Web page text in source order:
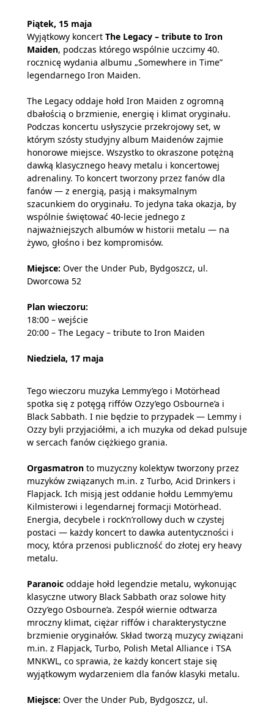
Piątek, 15 maja
Wyjątkowy koncert The Legacy – tribute to Iron
Maiden, podczas którego wspólnie uczcimy 40.
rocznicę wydania albumu „Somewhere in Time”
legendarnego Iron Maiden.
The Legacy oddaje hołd Iron Maiden z ogromną
dbałością o brzmienie, energię i klimat oryginału.
Podczas koncertu usłyszycie przekrojowy set, w
którym szósty studyjny album Maidenów zajmie
honorowe miejsce. Wszystko to okraszone potężną
dawką klasycznego heavy metalu i koncertowej
adrenaliny. To koncert tworzony przez fanów dla
fanów — z energią, pasją i maksymalnym
szacunkiem do oryginału. To jedyna taka okazja, by
wspólnie świętować 40-lecie jednego z
najważniejszych albumów w historii metalu — na
żywo, głośno i bez kompromisów.
Miejsce: Over the Under Pub, Bydgoszcz, ul.
Dworcowa 52
Plan wieczoru:
18:00 – wejście
20:00 – The Legacy – tribute to Iron Maiden
Niedziela, 17 maja
Tego wieczoru muzyka Lemmy’ego i Motörhead
spotka się z potęgą riffów Ozzy’ego Osbourne’a i
Black Sabbath. I nie będzie to przypadek — Lemmy i
Ozzy byli przyjaciółmi, a ich muzyka od dekad pulsuje
w sercach fanów ciężkiego grania.
Orgasmatron to muzyczny kolektyw tworzony przez
muzyków związanych m.in. z Turbo, Acid Drinkers i
Flapjack. Ich misją jest oddanie hołdu Lemmy’emu
Kilmisterowi i legendarnej formacji Motörhead.
Energia, decybele i rock’n’rollowy duch w czystej
postaci — każdy koncert to dawka autentyczności i
mocy, która przenosi publiczność do złotej ery heavy
metalu.
Paranoic oddaje hołd legendzie metalu, wykonując
klasyczne utwory Black Sabbath oraz solowe hity
Ozzy’ego Osbourne’a. Zespół wiernie odtwarza
mroczny klimat, ciężar riffów i charakterystyczne
brzmienie oryginałów. Skład tworzą muzycy związani
m.in. z Flapjack, Turbo, Polish Metal Alliance i TSA
MNKWL, co sprawia, że każdy koncert staje się
wyjątkowym wydarzeniem dla fanów klasyki metalu.
Miejsce: Over the Under Pub, Bydgoszcz, ul.